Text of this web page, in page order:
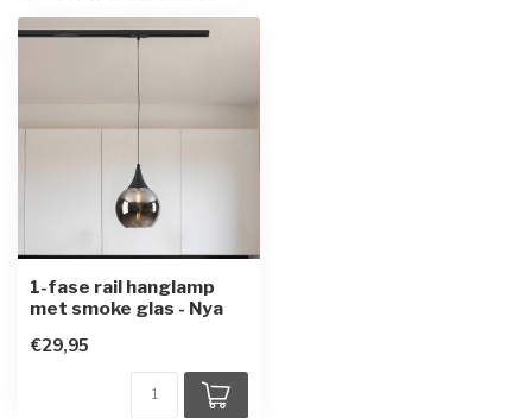
1-fase rail hanglamp
met smoke glas - Nya
€29,95